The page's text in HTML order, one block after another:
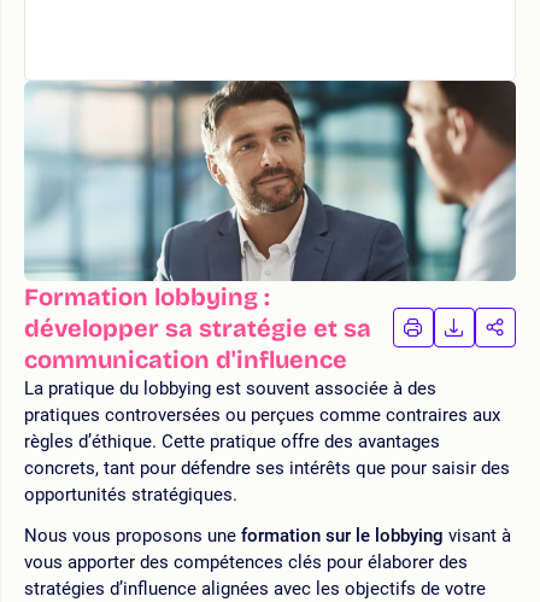
Formation lobbying :
développer sa stratégie et sa
communication d'influence
IMPRIMER
LA
LA
La pratique du lobbying est souvent associée à des
pratiques controversées ou perçues comme contraires aux
règles d’éthique. Cette pratique offre des avantages
concrets, tant pour défendre ses intérêts que pour saisir des
opportunités stratégiques.
Nous vous proposons une formation sur le lobbying visant à
vous apporter des compétences clés pour élaborer des
stratégies d’influence alignées avec les objectifs de votre